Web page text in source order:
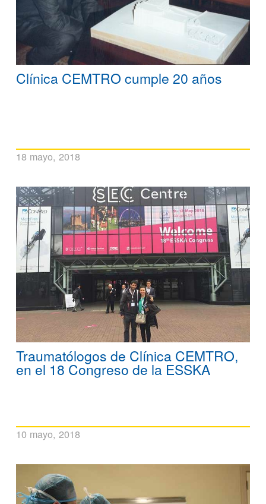
Clínica CEMTRO cumple 20 años
18 mayo, 2018
Traumatólogos de Clínica CEMTRO,
en el 18 Congreso de la ESSKA
10 mayo, 2018